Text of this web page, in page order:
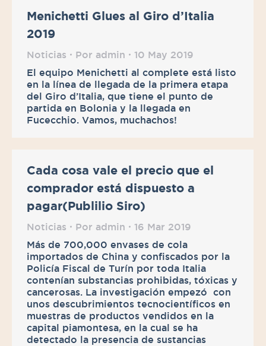
Menichetti Glues al Giro d’Italia
2019
Noticias Por admin
10 May 2019
El equipo Menichetti al complete está listo
en la línea de llegada de la primera etapa
del Giro d’Italia, que tiene el punto de
partida en Bolonia y la llegada en
Fucecchio. Vamos, muchachos!
Cada cosa vale el precio que el
comprador está dispuesto a
pagar(Publilio Siro)
Noticias Por admin
16 Mar 2019
Más de 700,000 envases de cola
importados de China y confiscados por la
Policía Fiscal de Turín por toda Italia
contenían substancias prohibidas, tóxicas y
cancerosas. La investigación empezó con
unos descubrimientos tecnocientíficos en
muestras de productos vendidos en la
capital piamontesa, en la cual se ha
detectado la presencia de sustancias